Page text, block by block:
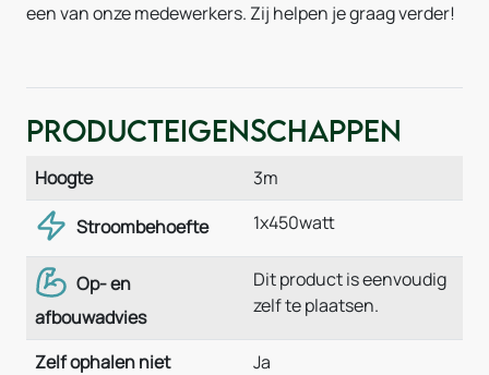
een van onze medewerkers. Zij helpen je graag verder!
Producteigenschappen
Hoogte 3m
Stroombehoefte 1x450watt
Op- en
afbouwadvies
Dit product is eenvoudig
zelf te plaatsen.
Zelf ophalen niet
Ja